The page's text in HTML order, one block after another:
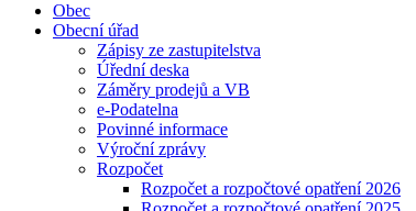
Obec
Obecní úřad
Zápisy ze zastupitelstva
Úřední deska
Záměry prodejů a VB
e-Podatelna
Povinné informace
Výroční zprávy
Rozpočet
Rozpočet a rozpočtové opatření 2026